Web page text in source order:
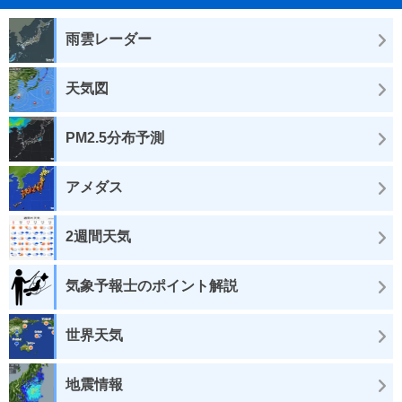
雨雲レーダー
天気図
PM2.5分布予測
アメダス
2週間天気
気象予報士のポイント解説
世界天気
地震情報